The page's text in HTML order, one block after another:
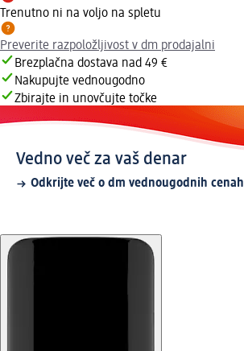
Trenutno ni na voljo na spletu
Preverite razpoložljivost v dm prodajalni
Brezplačna dostava nad 49 €
Nakupujte vednougodno
Zbirajte in unovčujte točke
Vedno več za vaš denar
Odkrijte več o dm vednougodnih cenah